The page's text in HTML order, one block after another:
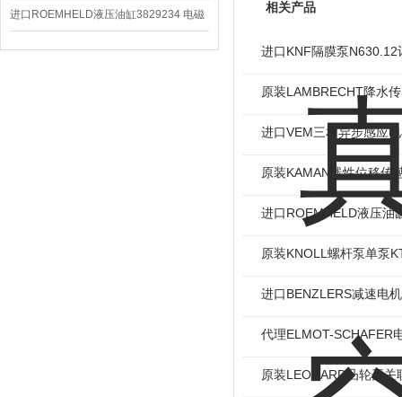
编码器
进口ROEMHELD液压油缸3829234 电磁
阀定位器
相关产品
进口KNF隔膜泵
原装LAMBRECHT降水
进口VEM三相异步感应
原装KAMAN线性位移传
进口ROEMHELD液压油
原装KNOLL螺杆泵单泵
进口BENZLERS减速电
代理ELMOT-SCHAFER
原装LEONARD凸轮开关